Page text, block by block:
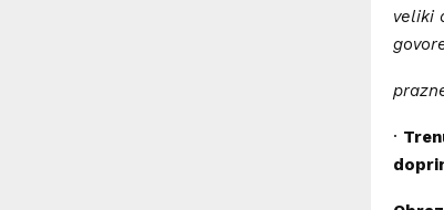
veliki
·